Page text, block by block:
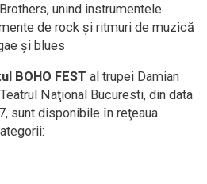
unind instrumentele
de rock şi ritmuri de muzică
şi blues
BOHO FEST al trupei Damian
Naţional Bucuresti, din data
sunt disponibile în reţeaua